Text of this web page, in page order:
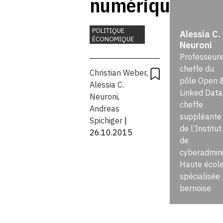
la Suisse
doit passer
à la vitesse
supérieure
POLITIQUE
ÉCONOMIQUE
Christian Weber,
Alessia C.
Neuroni,
Andreas
Spichiger |
26.10.2015
Alessia C.
Neuroni
cheffe du
pôle Open
Linked Data,
cheffe
suppléante
de l’Institut
de
Haute école
spécialisée
bernoise